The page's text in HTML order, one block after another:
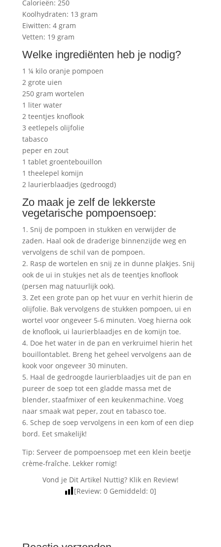
Calorieën: 250
Koolhydraten: 13 gram
Eiwitten: 4 gram
Vetten: 19 gram
Welke ingrediënten heb je nodig?
1 ¼ kilo oranje pompoen
2 grote uien
250 gram wortelen
1 liter water
2 teentjes knoflook
3 eetlepels olijfolie
tabasco
peper en zout
1 tablet groentebouillon
1 theelepel komijn
2 laurierblaadjes (gedroogd)
Zo maak je zelf de lekkerste
vegetarische pompoensoep:
1. Snij de pompoen in stukken en verwijder de
zaden. Haal ook de draderige binnenzijde weg en
vervolgens de schil van de pompoen.
2. Rasp de wortelen en snij ze in dunne plakjes. Snij
ook de ui in stukjes net als de teentjes knoflook
(persen mag natuurlijk ook).
3. Zet een grote pan op het vuur en verhit hierin de
olijfolie. Bak vervolgens de stukken pompoen, ui en
wortel voor ongeveer 5-6 minuten. Voeg hierna ook
de knoflook, ui laurierblaadjes en de komijn toe.
4. Doe het water in de pan en verkruimel hierin het
bouillontablet. Breng het geheel vervolgens aan de
kook voor ongeveer 30 minuten.
5. Haal de gedroogde laurierblaadjes uit de pan en
pureer de soep tot een gladde massa met de
blender, staafmixer of een keukenmachine. Voeg
naar smaak wat peper, zout en tabasco toe.
6. Schep de soep vervolgens in een kom of een diep
bord. Eet smakelijk!
Tip: Serveer de pompoensoep met een klein beetje
crème-fraîche. Lekker romig!
Vond je Dit Artikel Nuttig? Klik en Review!
[Review:0 Gemiddeld:0]